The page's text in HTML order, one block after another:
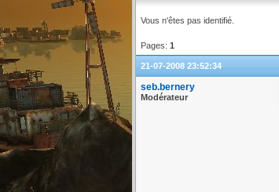
Vous n'êtes pas identifié.
Pages: 1
21-07-2008 23:52:34
seb.bernery
Modérateur